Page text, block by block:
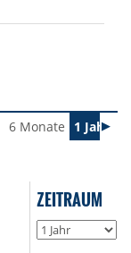
6 Monate 1 Jahr
ZEITRAUM